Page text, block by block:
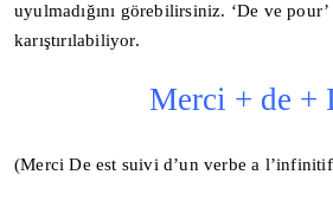
uyulmadığını görebilirsiniz. ‘De ve
karıştırılabiliyor.
Merci + de
(Merci De est suivi d’un verbe a